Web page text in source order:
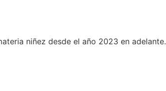
niñez desde el año 2023 en adelante.